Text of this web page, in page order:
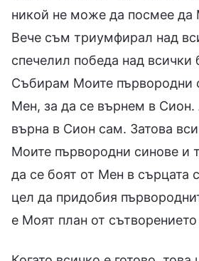
никой не може да посмее да
Вече съм триумфирал над
спечелил победа над всички
Събирам Моите първородни
Мен, за да се върнем в Сион.
върна в Сион сам. Затова
Моите първородни синове и
да се боят от Мен в сърцата
цел да придобия
е Моят план от сътворението